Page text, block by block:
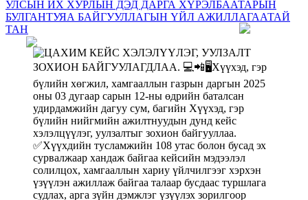
УЛСЫН ИХ ХУРЛЫН ДЭД ДАРГА ХҮРЭЛБААТАРЫН
БУЛГАНТУЯА БАЙГУУЛЛАГЫН ҮЙЛ АЖИЛЛАГААТАЙ
ТАН